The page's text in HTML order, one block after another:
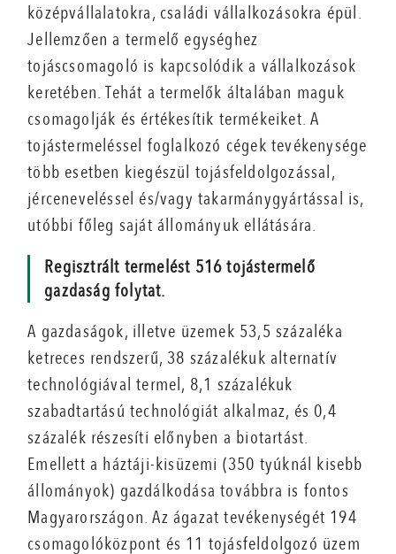
középvállalatokra, családi vállalkozásokra épül.
Jellemzően a termelő egységhez
tojáscsomagoló is kapcsolódik a vállalkozások
keretében. Tehát a termelők általában maguk
csomagolják és értékesítik termékeiket. A
tojástermeléssel foglalkozó cégek tevékenysége
több esetben kiegészül tojásfeldolgozással,
jérceneveléssel és/vagy takarmánygyártással is,
utóbbi főleg saját állományuk ellátására.
Regisztrált termelést 516 tojástermelő
gazdaság folytat.
A gazdaságok, illetve üzemek 53,5 százaléka
ketreces rendszerű, 38 százalékuk alternatív
technológiával termel, 8,1 százalékuk
szabadtartású technológiát alkalmaz, és 0,4
százalék részesíti előnyben a biotartást.
Emellett a háztáji-kisüzemi (350 tyúknál kisebb
állományok) gazdálkodása továbbra is fontos
Magyarországon. Az ágazat tevékenységét 194
csomagolóközpont és 11 tojásfeldolgozó üzem